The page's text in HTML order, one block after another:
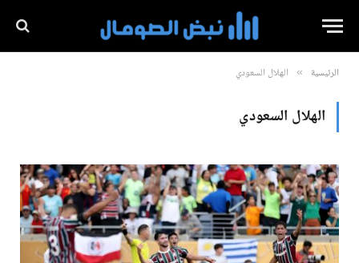
الرئيسية » الهلال السعودي
الهلال السعودي